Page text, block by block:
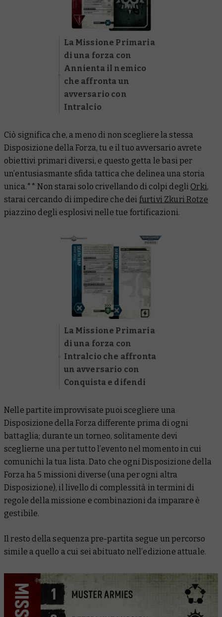
La Missione Primaria
di una forza con
Annienta il nemico
che affronta un
avversario con
Intralcio
Ciò significa che, a meno di non scegliere la stessa
Disposizione della Forza, tu e il tuo avversario avrete
obiettivi primari diversi, e questo getta le basi per
un’entusiasmante sfida tattica che delinea una storia
unica.** Non starai solo crivellando di colpi degli Orki,
starai cercando di impedire che dei furtivi Zkuri Rotze
piazzino degli esplosivi nelle tue fortificazioni.
La Missione Primaria
di una forza con
Intralcio che affronta
un avversario con
Conquista e difendi
Nelle partite improvvisate puoi scegliere una
Disposizione della Forza differente prima di ogni
battaglia; durante un torneo, solitamente devi
sceglierne una per tutto l’evento nel momento in cui
comunichi la tua lista. Dato che ogni Disposizione della
Forza ha 5 missioni diverse (una per ogni altra
Disposizione), il livello di complessità in termini di
regole della missione e combinazioni da imparare è
gestibile.
Il resto della sequenza pre-partita segue un percorso
simile a quello a cui sei abituato nell’edizione attuale.